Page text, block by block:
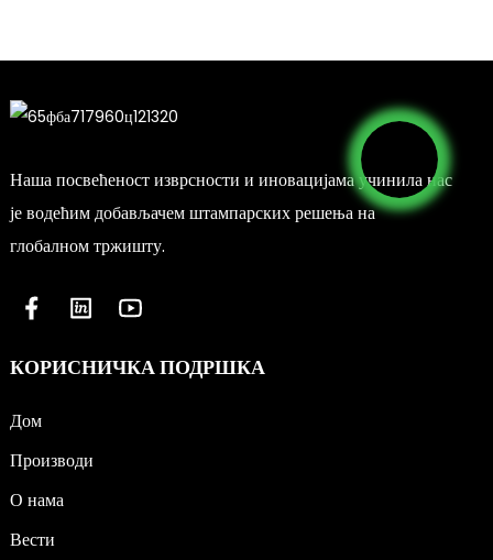
Наша посвећеност изврсности и иновацијама учинила нас
је водећим добављачем штампарских решења на
глобалном тржишту.
КОРИСНИЧКА ПОДРШКА
Дом
Производи
О нама
Вести